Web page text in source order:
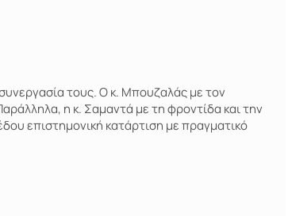
τους. Ο κ. Μπουζαλάς με τον
η κ. Σαμαντά με τη φροντίδα και την
επιστημονική κατάρτιση με πραγματικό